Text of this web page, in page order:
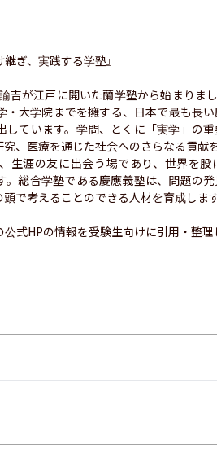
ぎ、実践する学塾』
吉が江戸に開いた蘭学塾から始まりま
・大学院までを擁する、日本で最も長
しています。学問、とくに「実学」の
、医療を通じた社会へのさらなる貢献
生涯の友に出会う場であり、世界を股
。総合学塾である慶應義塾は、問題の
で考えることのできる人材を育成します
式HPの情報を受験生向けに引用・整